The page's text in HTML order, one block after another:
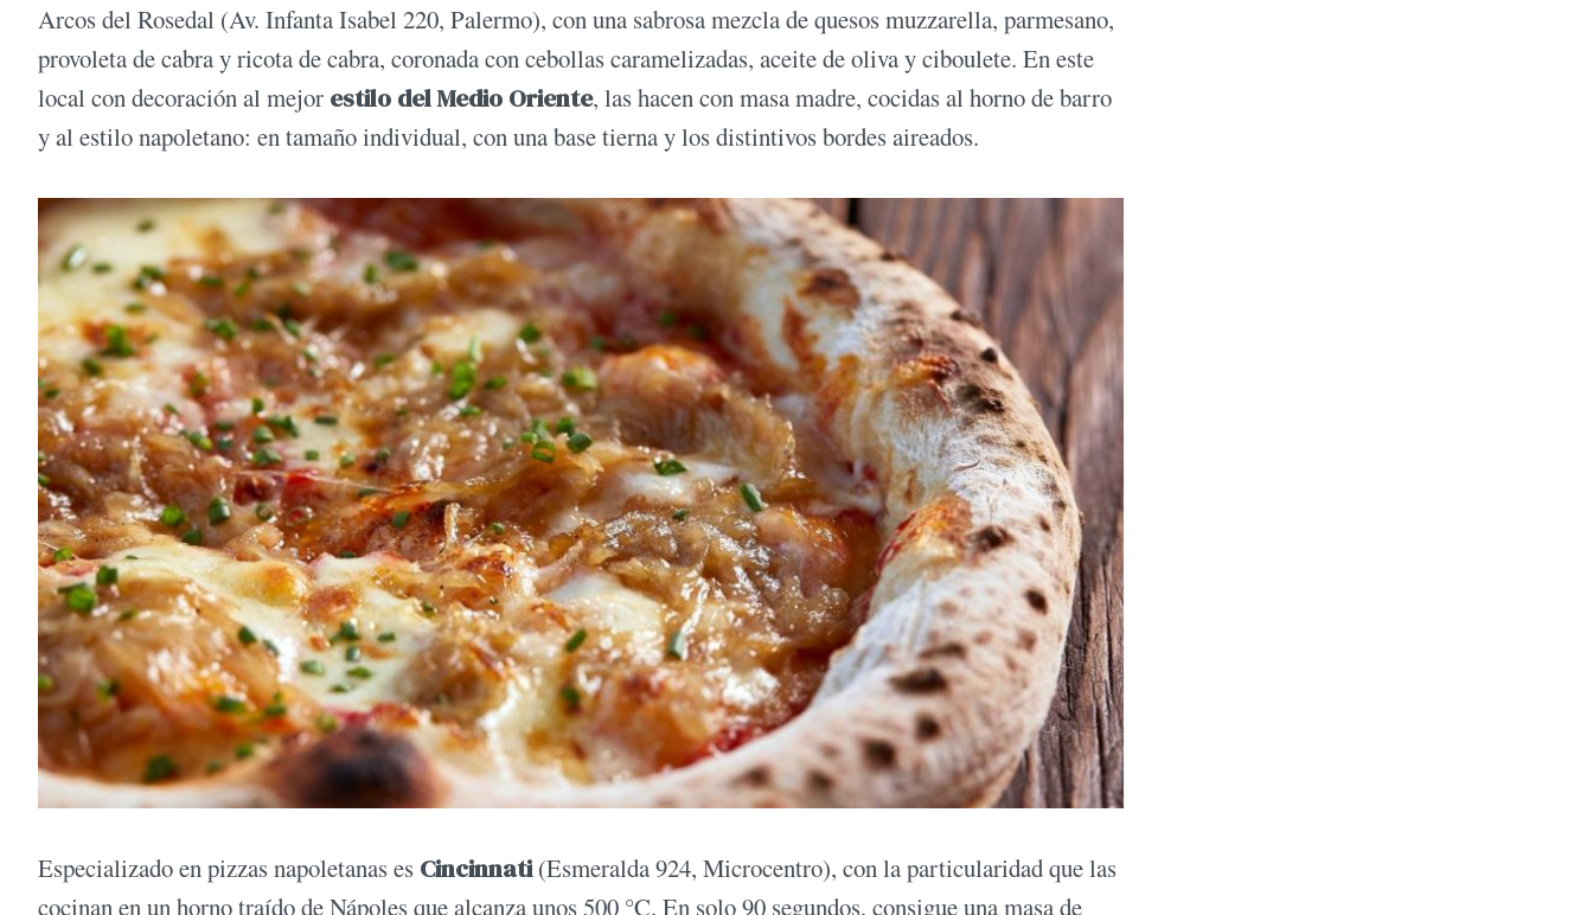
Arcos del Rosedal (Av. Infanta Isabel 220, Palermo), con una sabrosa mezcla de quesos muzzarella, parmesano,
provoleta de cabra y ricota de cabra, coronada con cebollas caramelizadas, aceite de oliva y ciboulete. En este
local con decoración al mejor estilo del Medio Oriente, las hacen con masa madre, cocidas al horno de barro
y al estilo napoletano: en tamaño individual, con una base tierna y los distintivos bordes aireados.
Especializado en pizzas napoletanas es Cincinnati(Esmeralda 924, Microcentro), con la particularidad que las
cocinan en un horno traído de Nápoles que alcanza unos 500 °C. En solo 90 segundos, consigue una masa de